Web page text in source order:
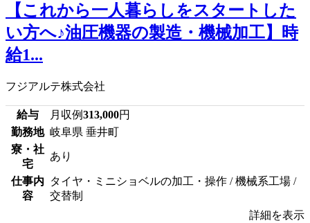
【これから一人暮らしをスタートした
い方へ♪油圧機器の製造・機械加工】時
給1...
フジアルテ株式会社
給与 月収例313,000円
勤務地 岐阜県 垂井町
寮・社
宅
あり
仕事内
容
タイヤ・ミニショベルの加工・操作 / 機械系工場 /
交替制
詳細を表示